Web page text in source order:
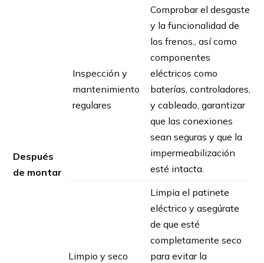
Después
de montar
Inspección y
mantenimiento
regulares
Comprobar el desgaste
y la funcionalidad de
los frenos., así como
componentes
eléctricos como
baterías, controladores,
y cableado, garantizar
que las conexiones
sean seguras y que la
impermeabilización
esté intacta.
Limpio y seco
Limpia el patinete
eléctrico y asegúrate
de que esté
completamente seco
para evitar la